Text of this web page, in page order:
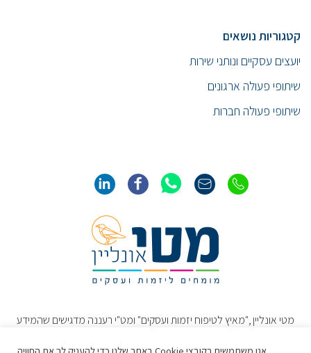
קטגוריות נושאים
יועצים עסקיים ונותני שירות
שיתופי פעולה ארגונים
שיתופי פעולה חברות
מטי אונליין ,"מאיץ לטיפוח יזמות ועסקים" ומט"י רעננה מדגישים שהמידע
אלו אינם מהווים חוות דעת או עצה מקצועיתˎ או תחליף להתייעצות ישירה